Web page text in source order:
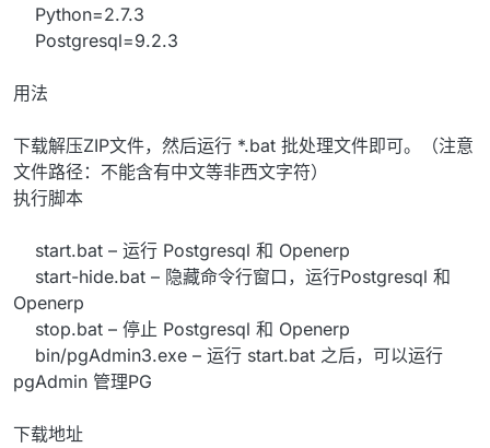
Python=2.7.3
Postgresql=9.2.3
用法
下载解压ZIP文件，然后运行 *.bat 批处理文件即可。（注意
文件路径：不能含有中文等非西文字符）
执行脚本
start.bat – 运行 Postgresql 和 Openerp
start-hide.bat – 隐藏命令行窗口，运行Postgresql 和
Openerp
stop.bat – 停止 Postgresql 和 Openerp
bin/pgAdmin3.exe – 运行 start.bat 之后，可以运行
pgAdmin 管理PG
下载地址